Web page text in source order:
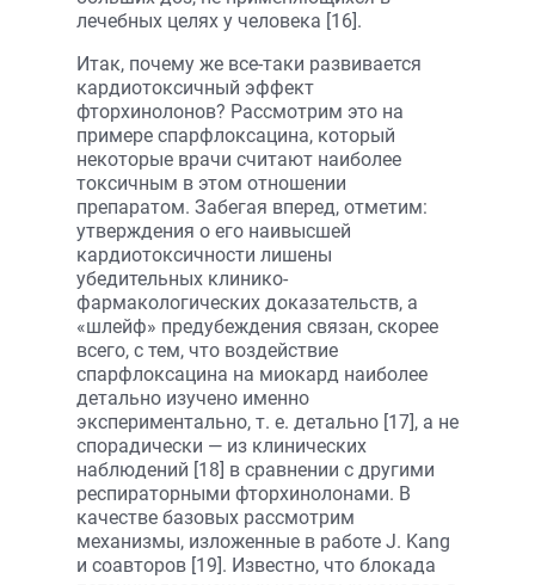
лечебных целях у человека [16].
Итак, почему же все-таки развивается
кардиотоксичный эффект
фторхинолонов? Рассмотрим это на
примере спарфлоксацина, который
некоторые врачи считают наиболее
токсичным в этом отношении
препаратом. Забегая вперед, отметим:
утверждения о его наивысшей
кардиотоксичности лишены
убедительных клинико-
фармакологических доказательств, а
«шлейф» предубеждения связан, скорее
всего, с тем, что воздействие
спарфлоксацина на миокард наиболее
детально изучено именно
экспериментально, т. е. детально [17], а не
спорадически — из клинических
наблюдений [18] в сравнении с другими
респираторными фторхинолонами. В
качестве базовых рассмотрим
механизмы, изложенные в работе J. Kang
и соавторов [19]. Известно, что блокада